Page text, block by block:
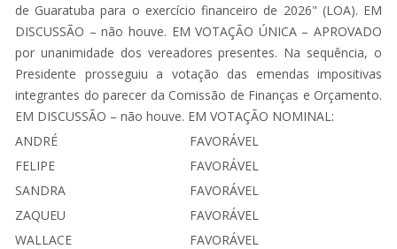
de Guaratuba para o exercício financeiro de 2026" (LOA). EM
DISCUSSÃO – não houve. EM VOTAÇÃO ÚNICA – APROVADO
por unanimidade dos vereadores presentes. Na sequência, o
Presidente prosseguiu a votação das emendas impositivas
integrantes do parecer da Comissão de Finanças e Orçamento.
EM DISCUSSÃO – não houve. EM VOTAÇÃO NOMINAL:
ANDRÉ
FAVORÁVEL
FELIPE
FAVORÁVEL
SANDRA
FAVORÁVEL
ZAQUEU
FAVORÁVEL
WALLACE
FAVORÁVEL